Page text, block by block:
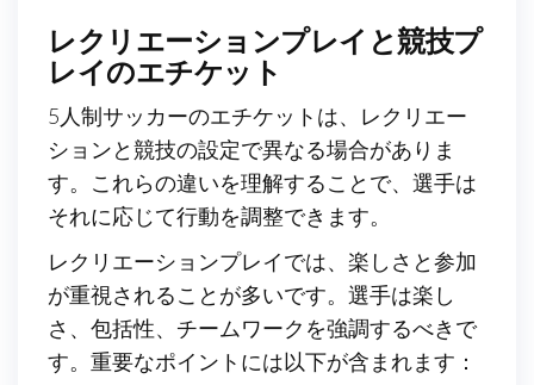
レクリエーションプレイと競技プ
レイのエチケット
5人制サッカーのエチケットは、レクリエー
ションと競技の設定で異なる場合がありま
す。これらの違いを理解することで、選手は
それに応じて行動を調整できます。
レクリエーションプレイでは、楽しさと参加
が重視されることが多いです。選手は楽し
さ、包括性、チームワークを強調するべきで
す。重要なポイントには以下が含まれます：